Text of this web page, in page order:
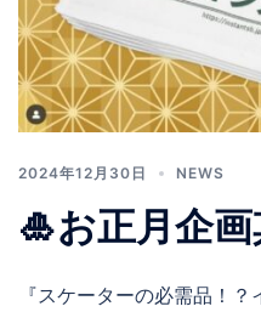
2024年12月30日 NEWS
🎍お正月企
『スケーターの必需品！